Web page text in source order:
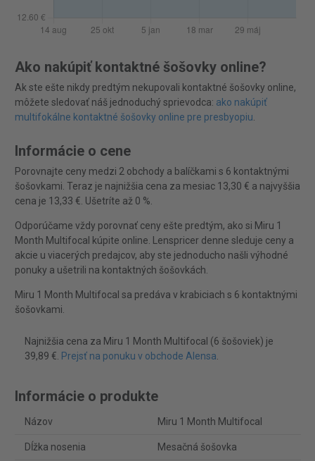
Ako nakúpiť kontaktné šošovky online?
Ak ste ešte nikdy predtým nekupovali kontaktné šošovky online,
môžete sledovať náš jednoduchý sprievodca: ako nakúpiť
multifokálne kontaktné šošovky online pre presbyopiu.
Informácie o cene
Porovnajte ceny medzi 2 obchody a balíčkami s 6 kontaktnými
šošovkami. Teraz je najnižšia cena za mesiac 13,30 € a najvyššia
cena je 13,33 €. Ušetríte až 0 %.
Odporúčame vždy porovnať ceny ešte predtým, ako si Miru 1
Month Multifocal kúpite online. Lenspricer denne sleduje ceny a
akcie u viacerých predajcov, aby ste jednoducho našli výhodné
ponuky a ušetrili na kontaktných šošovkách.
Miru 1 Month Multifocal sa predáva v krabiciach s 6 kontaktnými
šošovkami.
Najnižšia cena za Miru 1 Month Multifocal (6 šošoviek) je
39,89 €. Prejsť na ponuku v obchode Alensa.
Informácie o produkte
Názov Miru 1 Month Multifocal
Dĺžka nosenia Mesačná šošovka